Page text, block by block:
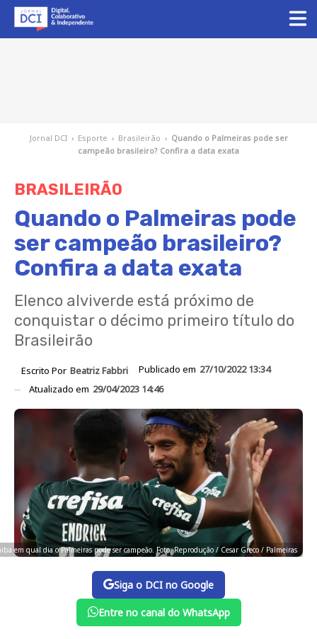
Jornal DCI › Esporte › Brasileirão › Quando o Palmeiras pode ser
campeão brasileiro? Confira a data exata
BRASILEIRÃO
Quando o Palmeiras pode
ser campeão brasileiro?
Confira a data exata
Elenco alviverde está próximo de
conquistar o décimo primeiro título do
Brasileirão
Escrito Por Beatriz Fabbri Publicado em 27/10/2022 13:34
Atualizado em 29/04/2023 14:46
em qual dia o Palmeiras pode ser campeão. Foto: Reprodução / Cesar Greco / Palmeiras
Siga o DCI no Google
Entre no canal do WhatsApp